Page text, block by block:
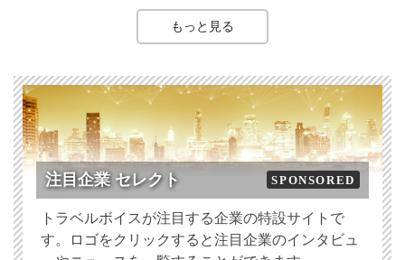
もっと見る
注目企業 セレクト SPONSORED
トラベルボイスが注目する企業の特設サイトで
す。ロゴをクリックすると注目企業のインタビュ